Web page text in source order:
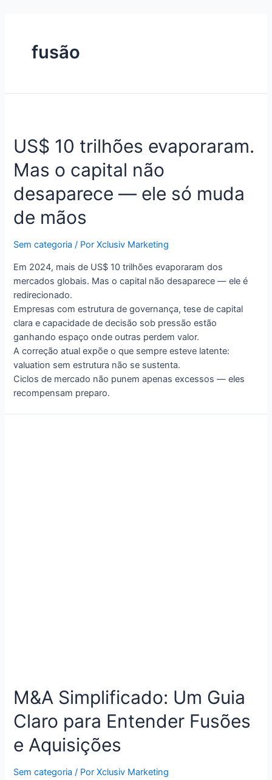
fusão
US$ 10 trilhões evaporaram.
Mas o capital não
desaparece — ele só muda
de mãos
Sem categoria / PorXclusiv Marketing
Em 2024, mais de US$ 10 trilhões evaporaram dos
mercados globais. Mas o capital não desaparece — ele é
redirecionado.
Empresas com estrutura de governança, tese de capital
clara e capacidade de decisão sob pressão estão
ganhando espaço onde outras perdem valor.
A correção atual expõe o que sempre esteve latente:
valuation sem estrutura não se sustenta.
Ciclos de mercado não punem apenas excessos — eles
recompensam preparo.
M&A Simplificado: Um Guia
Claro para Entender Fusões
e Aquisições
Sem categoria / PorXclusiv Marketing